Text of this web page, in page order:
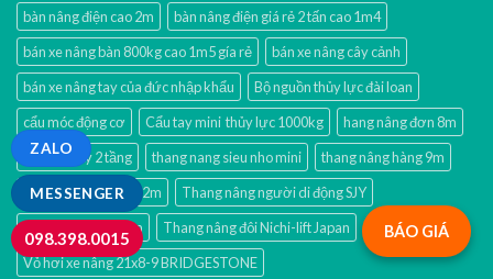
MESSENGER
ZALO
098.398.0015
bàn nâng điện cao 2m
bàn nâng điện giá rẻ 2 tấn cao 1m4
bán xe nâng bàn 800kg cao 1m5 gía rẻ
bán xe nâng cây cảnh
bán xe nâng tay của đức nhập khẩu
Bộ nguồn thủy lực đài loan
cẩu móc động cơ
Cẩu tay mini thủy lực 1000kg
hang nâng đơn 8m
mua xe đẩy 2 tầng
thang nang sieu nho mini
thang nâng hàng 9m
thang nâng người 12m
Thang nâng người di động SJY
thang nâng nhật 9m
Thang nâng đôi Nichi-lift Japan
Vỏ hơi xe nâng 21x8-9 BRIDGESTONE
BÁO GIÁ